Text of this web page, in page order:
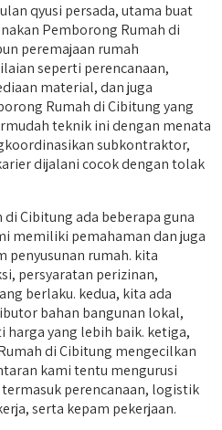
qyusi persada, utama buat
Pemborong Rumah di
peremajaan rumah
seperti perencanaan,
material, dan juga
Rumah di Cibitung yang
teknik ini dengan menata
subkontraktor,
dijalani cocok dengan tolak
Cibitung ada beberapa guna
memiliki pemahaman dan juga
penyusunan rumah. kita
persyaratan perizinan,
berlaku. kedua, kita ada
bahan bangunan lokal,
yang lebih baik. ketiga,
di Cibitung mengecilkan
kami tentu mengurusi
perencanaan, logistik
serta kepam pekerjaan.